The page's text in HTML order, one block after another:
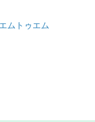
ムトゥエム